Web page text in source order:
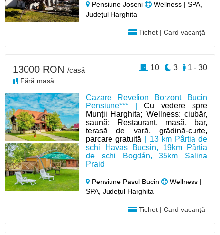
Pensiune Joseni
Wellness | SPA,
Județul Harghita
Tichet | Card vacanță
Cazare Revelion Borzont Bucin
Pensiune*** |Cu vedere spre
Munții Harghita; Wellness: ciubăr,
saună; Restaurant, masă, bar,
terasă de vară, grădină-curte,
parcare gratuită | 13 km Pârtia de
schi Havas Bucsin, 19km Pârtia
de schi Bogdán, 35km Salina
Praid
Pensiune Pasul Bucin
Wellness |
SPA, Județul Harghita
Tichet | Card vacanță
13000 RON /casă
Fără masă
1 - 30
3
10